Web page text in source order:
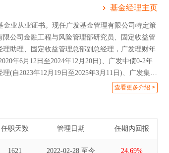
基金经理主页
业从业证书。现任广发基金管理有限公司特定策
公司金融工程与风险管理部研究员、固定收益管
助理、固定收益管理总部副总经理，广发理财年
年6月12日至2024年12月20日)、广发中债0-2年
(自2023年12月19日至2025年3月11日)、广发集丰
5月7日至2025年5月7日)、广发集富纯债债券型证
查看更多介绍 >
任职天数 管理日期 任期内回报
1621 2022-02-28 至今 24.69%